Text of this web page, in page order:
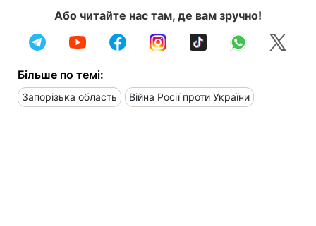
Або читайте нас там, де вам зручно!
Більше по темі:
Запорізька область Війна Росії проти України